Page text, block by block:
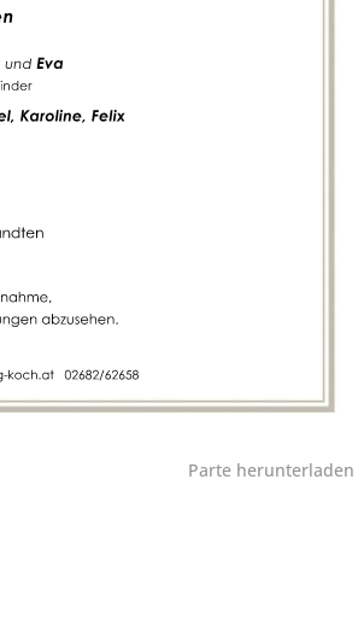
Parte herunterladen